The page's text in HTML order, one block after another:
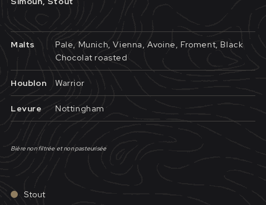
Malts
Pale, Munich, Vienna, Avoine, Froment, Black
Chocolat roasted
Houblon Warrior
Levure Nottingham
Bière non filtrée et non pasteurisée
Stout